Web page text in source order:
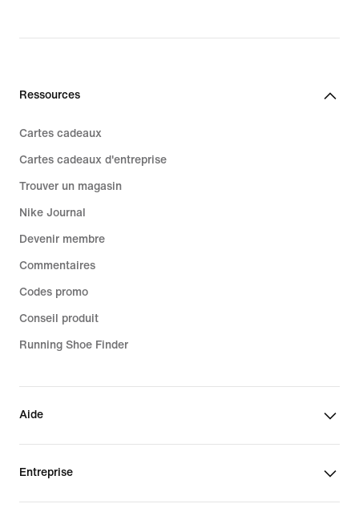
119,99 €
Ressources
Cartes cadeaux
Cartes cadeaux d'entreprise
Trouver un magasin
Nike Journal
Devenir membre
Commentaires
Codes promo
Conseil produit
Running Shoe Finder
Aide
Entreprise